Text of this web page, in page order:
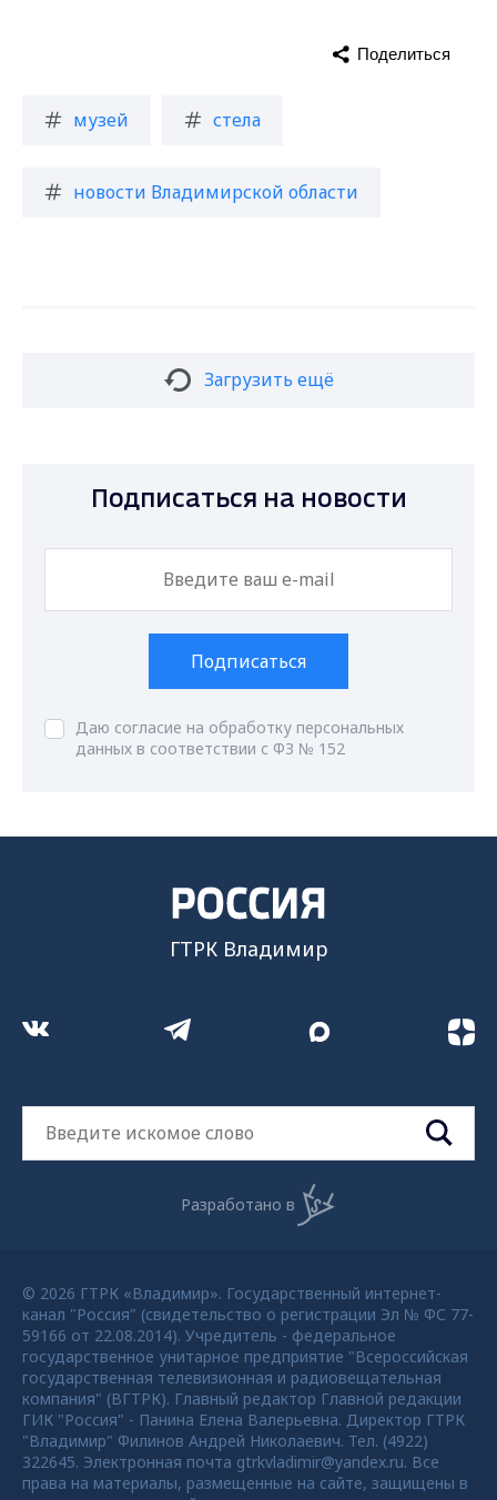
музей стела
новости Владимирской области
Поделиться
Загрузить ещё
Подписаться на новости
Подписаться
Даю согласие на обработку персональных
данных в соответствии с ФЗ № 152
ГТРК Владимир
Разработано в
© 2026 ГТРК «Владимир». Государственный интернет-
канал "Россия" (свидетельство о регистрации Эл № ФС 77-
59166 от 22.08.2014). Учредитель - федеральное
государственное унитарное предприятие "Всероссийская
государственная телевизионная и радиовещательная
компания" (ВГТРК). Главный редактор Главной редакции
ГИК "Россия" - Панина Елена Валерьевна. Директор ГТРК
"Владимир" Филинов Андрей Николаевич. Тел. (4922)
322645. Электронная почта gtrkvladimir@yandex.ru. Все
права на материалы, размещенные на сайте, защищены в